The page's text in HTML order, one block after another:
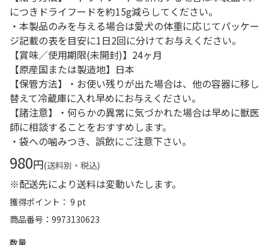
につきドライフードを約15g減らしてください。
・本製品のみを与える場合は愛犬の体重に応じてパッケー
ジ記載の表を目安に1日2回に分けてお与えください。
【賞味／使用期限(未開封)】24ヶ月
【原産国または製造地】日本
【保管方法】・お使い残りが出た場合は、他の容器に移し
替えて冷蔵庫に入れ早めにお与えください。
【諸注意】・何らかの異常に気づかれた場合は早めに獣医
師に相談することをおすすめします。
・袋への噛みつき、誤飲にご注意下さい。
980円(送料別・税込)
※配送先により送料は変動いたします。
獲得ポイント： 9 pt
商品番号
9973130623
数量